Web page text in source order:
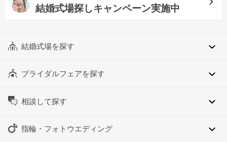
結婚式場探しキャンペーン実施中
結婚式場を探す
ブライダルフェアを探す
相談して探す
指輪・フォトウエディング